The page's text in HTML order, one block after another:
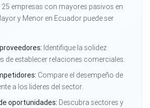
25 empresas con mayores pasivos en
y Menor en Ecuador puede ser
Identifique la solidez
de establecer relaciones comerciales.
Compare el desempeño de
a los lideres del sector.
oportunidades: Descubra sectores y